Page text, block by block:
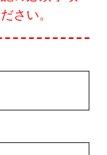
さい。